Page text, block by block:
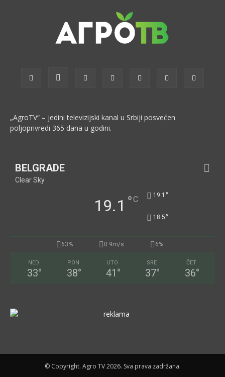
„AgroTV“ – jedini televizijski kanal u Srbiji posvećen
poljoprivredi 365 dana u godini.
BELGRADE
Clear Sky
19.1 °C 19.1 °
18.5°
63% 0.9m/s 6%
NED
33°
PON
38°
UTO
41 °
SRE
37°
ČET
36°
© Copyright. Agro TV 2026. Sva prava zadržana.